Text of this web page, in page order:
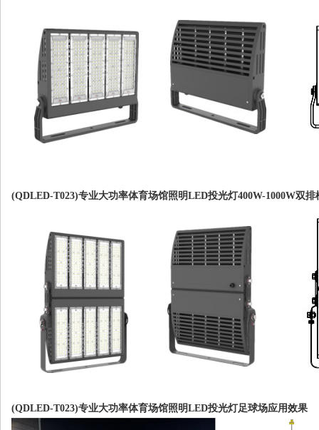
(QDLED-T023)专业大功率体育场馆照明LED投光灯400W-1000W双排
(QDLED-T023)专业大功率体育场馆照明LED投光灯足球场应用效果